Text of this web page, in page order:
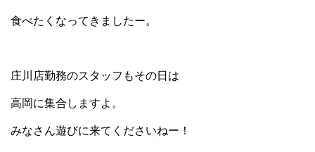
食べたくなってきましたー。
庄川店勤務のスタッフもその日は
高岡に集合しますよ。
みなさん遊びに来てくださいねー！